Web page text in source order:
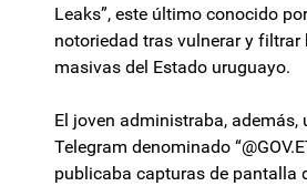
Leaks”, este último conocido
notoriedad tras vulnerar y filtrar
masivas del Estado uruguayo.
El joven administraba, además,
Telegram denominado
publicaba capturas de pantalla